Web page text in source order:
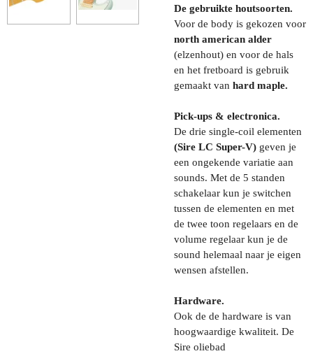
De gebruikte houtsoorten.
Voor de body is gekozen voor
north american alder
(elzenhout) en voor de hals
en het fretboard is gebruik
gemaakt van hard maple.
Pick-ups & electronica.
De drie single-coil elementen
(Sire LC Super-V) geven je
een ongekende variatie aan
sounds. Met de 5 standen
schakelaar kun je switchen
tussen de elementen en met
de twee toon regelaars en de
volume regelaar kun je de
sound helemaal naar je eigen
wensen afstellen.
Hardware.
Ook de de hardware is van
hoogwaardige kwaliteit. De
Sire oliebad